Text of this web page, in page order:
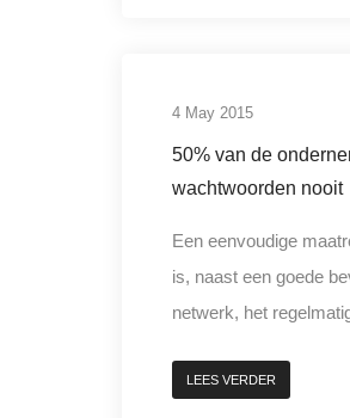
4 May 2015
50% van de
wachtwoorden nooit
Een eenvoudige
is, naast een goede
netwerk, het
LEES VERDER